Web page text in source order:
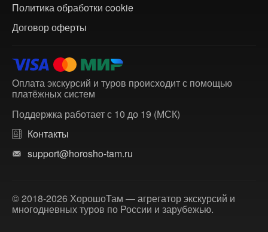
Политика обработки cookie
Договор оферты
Оплата экскурсий и туров происходит с помощью
платёжных систем
Поддержка работает с 10 до 19 (МСК)
Контакты
support@horosho-tam.ru
© 2018-2026 ХорошоТам — агрегатор экскурсий и
многодневных туров по России и зарубежью.